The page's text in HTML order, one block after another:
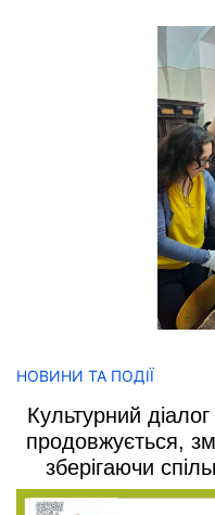
НОВИНИ ТА ПОДІЇ
Культурний
продовжується,
зберігаючи